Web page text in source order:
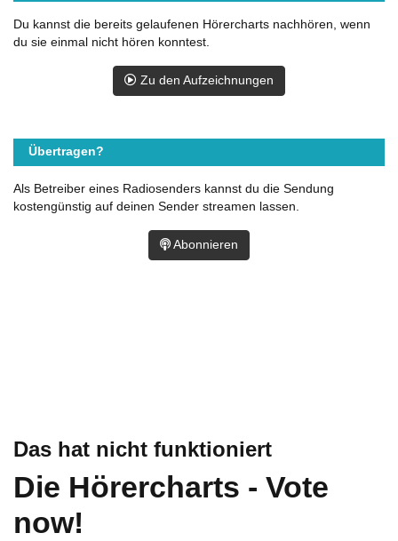
Das hat nicht funktioniert
Die Hörercharts - Vote
now!
Du kannst die bereits gelaufenen Hörercharts nachhören, wenn
du sie einmal nicht hören konntest.
Zu den Aufzeichnungen
Übertragen?
Als Betreiber eines Radiosenders kannst du die Sendung
kostengünstig auf deinen Sender streamen lassen.
Abonnieren